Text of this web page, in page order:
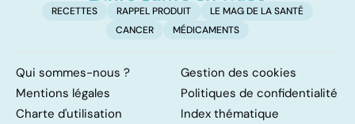
RECETTES RAPPEL PRODUIT
LE MAG DE LA SANTÉ
CANCER
MÉDICAMENTS
Qui sommes-nous ?
Gestion des cookies
Mentions légales
Politiques de confidentialité
Charte d'utilisation
Index thématique